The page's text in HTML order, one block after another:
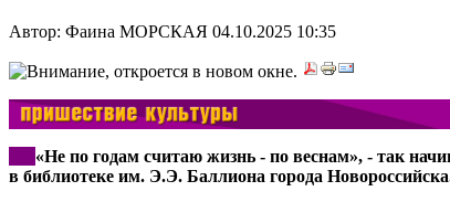
Автор: Фаина МОРСКАЯ 04.10.2025 10:35
«Не по годам считаю жизнь - по веснам», - так
в библиотеке им. Э.Э. Баллиона города